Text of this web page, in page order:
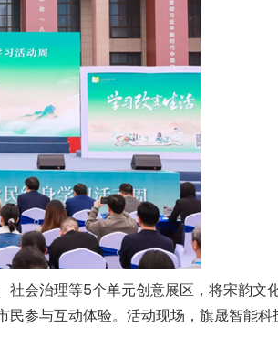
会治理等5个单元创意展区，将宋韵文
参与互动体验。活动现场，旗晟智能科